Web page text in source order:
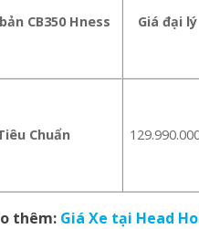
CB350 Hness Giá đại lý
Chuẩn
thêm: Giá Xe tại Head